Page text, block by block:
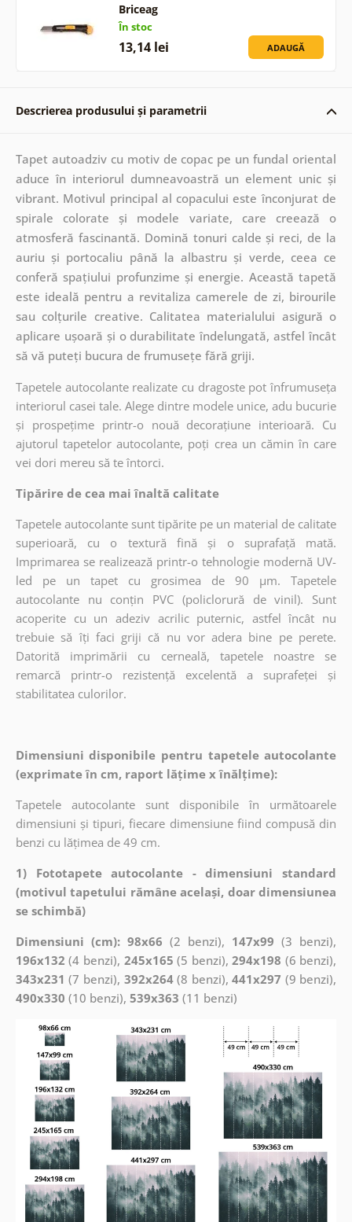
Briceag
În stoc
13,14 lei ADAUGĂ
Descrierea produsului și parametrii
Tapet autoadziv cu motiv de copac pe un fundal oriental
aduce în interiorul dumneavoastră un element unic și
vibrant. Motivul principal al copacului este înconjurat de
spirale colorate și modele variate, care creează o
atmosferă fascinantă. Domină tonuri calde și reci, de la
auriu și portocaliu până la albastru și verde, ceea ce
conferă spațiului profunzime și energie. Această tapetă
este ideală pentru a revitaliza camerele de zi, birourile
sau colțurile creative. Calitatea materialului asigură o
aplicare ușoară și o durabilitate îndelungată, astfel încât
să vă puteți bucura de frumusețe fără griji.
Tapetele autocolante realizate cu dragoste pot înfrumuseța
interiorul casei tale. Alege dintre modele unice, adu bucurie
și prospețime printr-o nouă decorațiune interioară. Cu
ajutorul tapetelor autocolante, poți crea un cămin în care
vei dori mereu să te întorci.
Tipărire de cea mai înaltă calitate
Tapetele autocolante sunt tipărite pe un material de calitate
superioară, cu o textură fină și o suprafață mată.
Imprimarea se realizează printr-o tehnologie modernă UV-
led pe un tapet cu grosimea de 90 µm. Tapetele
autocolante nu conțin PVC (policlorură de vinil). Sunt
acoperite cu un adeziv acrilic puternic, astfel încât nu
trebuie să îți faci griji că nu vor adera bine pe perete.
Datorită imprimării cu cerneală, tapetele noastre se
remarcă printr-o rezistență excelentă a suprafeței și
stabilitatea culorilor.
Dimensiuni disponibile pentru tapetele autocolante
(exprimate în cm, raport lățime x înălțime):
Tapetele autocolante sunt disponibile în următoarele
dimensiuni și tipuri, fiecare dimensiune fiind compusă din
benzi cu lățimea de 49 cm.
1) Fototapete autocolante - dimensiuni standard
(motivul tapetului rămâne același, doar dimensiunea
se schimbă)
Dimensiuni (cm): 98x66 (2 benzi), 147x99 (3 benzi),
196x132 (4 benzi), 245x165 (5 benzi),294x198 (6 benzi),
343x231 (7 benzi), 392x264(8 benzi),441x297 (9 benzi),
490x330 (10 benzi), 539x363 (11 benzi)